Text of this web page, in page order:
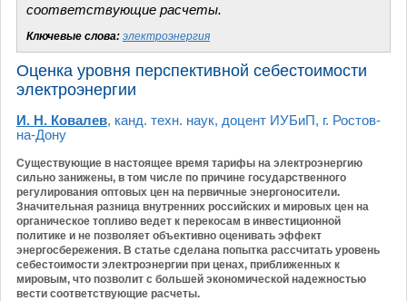
соответствующие расчеты.
Ключевые слова: электроэнергия
Оценка уровня перспективной себестоимости
электроэнергии
И. Н. Ковалев, канд. техн. наук, доцент ИУБиП, г. Ростов-
на-Дону
Существующие в настоящее время тарифы на электроэнергию
сильно занижены, в том числе по причине государственного
регулирования оптовых цен на первичные энергоносители.
Значительная разница внутренних российских и мировых цен на
органическое топливо ведет к перекосам в инвестиционной
политике и не позволяет объективно оценивать эффект
энергосбережения. В статье сделана попытка рассчитать уровень
себестоимости электроэнергии при ценах, приближенных к
мировым, что позволит с большей экономической надежностью
вести соответствующие расчеты.